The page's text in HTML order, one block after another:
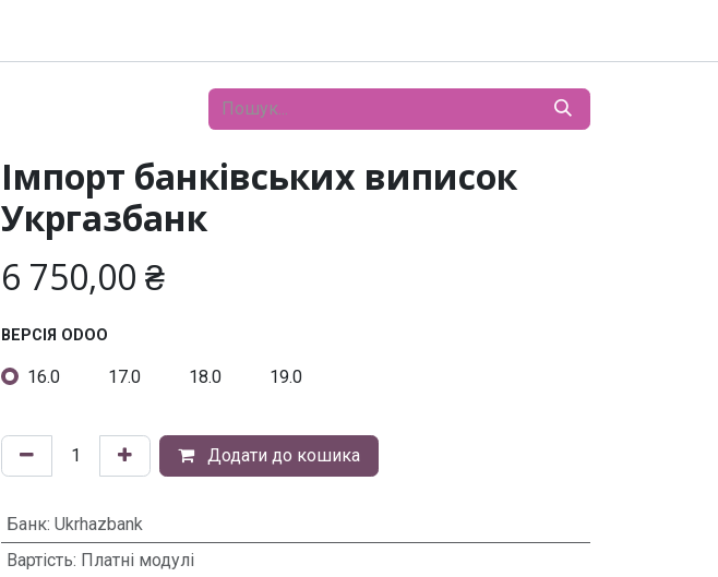
Імпорт банківських виписок
Укргазбанк
6 750,00 ₴
ВЕРСІЯ ODOO
16.0 17.0 18.0 19.0
Додати до кошика
Банк: Ukrhazbank
Вартість: Платні модулі